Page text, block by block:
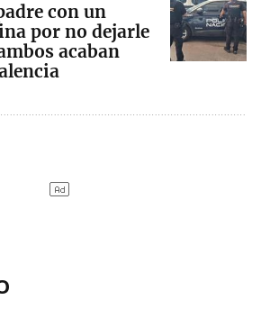
con un
por no dejarle
acaban